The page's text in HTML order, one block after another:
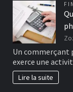
Un commerçant
exerce une
Lire la suite